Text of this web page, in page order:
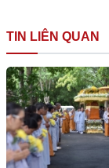
TIN LIÊN QUAN